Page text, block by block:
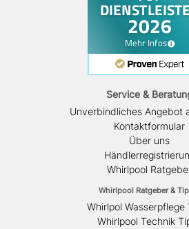
Service &
Unverbindliches Angebot
Kontaktformular
Über uns
Whirlpool
Whirlpool Ratgeber &
Whirlpol Wasserpflege
Whirlpool Technik